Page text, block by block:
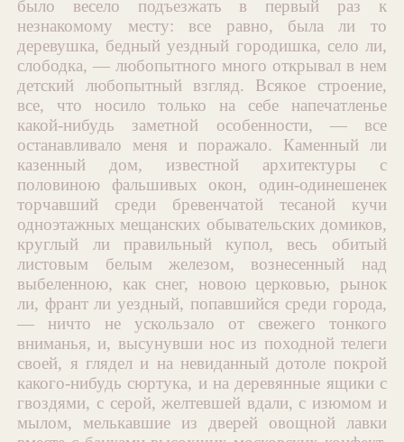
было весело подъезжать в первый раз к
незнакомому месту: все равно, была ли то
деревушка, бедный уездный городишка, село ли,
слободка, — любопытного много открывал в нем
детский любопытный взгляд. Всякое строение,
все, что носило только на себе напечатленье
какой-нибудь заметной особенности, — все
останавливало меня и поражало. Каменный ли
казенный дом, известной архитектуры с
половиною фальшивых окон, один-одинешенек
торчавший среди бревенчатой тесаной кучи
одноэтажных мещанских обывательских домиков,
круглый ли правильный купол, весь обитый
листовым белым железом, вознесенный над
выбеленною, как снег, новою церковью, рынок
ли, франт ли уездный, попавшийся среди города,
— ничто не ускользало от свежего тонкого
вниманья, и, высунувши нос из походной телеги
своей, я глядел и на невиданный дотоле покрой
какого-нибудь сюртука, и на деревянные ящики с
гвоздями, с серой, желтевшей вдали, с изюмом и
мылом, мелькавшие из дверей овощной лавки